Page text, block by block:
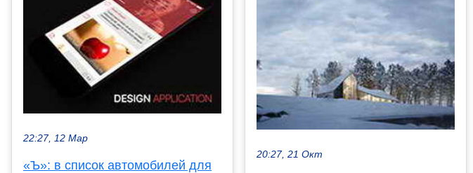
22:27, 12 Мар
«Ъ»: в список автомобилей для
20:27, 21 Окт